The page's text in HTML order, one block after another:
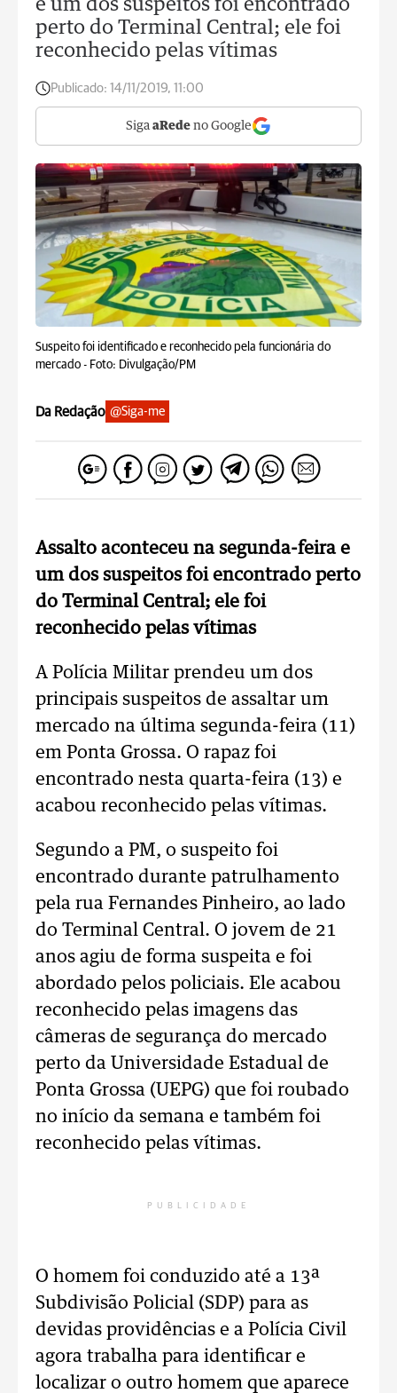
e um dos suspeitos foi encontrado
perto do Terminal Central; ele foi
reconhecido pelas vítimas
Publicado: 14/11/2019, 11:00
Siga aRede no Google
Suspeito foi identificado e reconhecido pela funcionária do
mercado - Foto: Divulgação/PM
Da Redação @Siga-me
Assalto aconteceu na segunda-feira e
um dos suspeitos foi encontrado perto
do Terminal Central; ele foi
reconhecido pelas vítimas
A Polícia Militar prendeu um dos
principais suspeitos de assaltar um
mercado na última segunda-feira (11)
em Ponta Grossa. O rapaz foi
encontrado nesta quarta-feira (13) e
acabou reconhecido pelas vítimas.
Segundo a PM, o suspeito foi
encontrado durante patrulhamento
pela rua Fernandes Pinheiro, ao lado
do Terminal Central. O jovem de 21
anos agiu de forma suspeita e foi
abordado pelos policiais. Ele acabou
reconhecido pelas imagens das
câmeras de segurança do mercado
perto da Universidade Estadual de
Ponta Grossa (UEPG) que foi roubado
no início da semana e também foi
reconhecido pelas vítimas.
PUBLICIDADE
O homem foi conduzido até a 13ª
Subdivisão Policial (SDP) para as
devidas providências e a Polícia Civil
agora trabalha para identificar e
localizar o outro homem que aparece